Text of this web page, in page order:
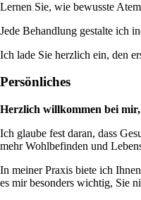
Lernen Sie, wie bewusste
Jede Behandlung gestalte ich
Ich lade Sie herzlich ein, den
Persönliches
Herzlich willkommen bei
Ich glaube fest daran, dass
mehr Wohlbefinden und
In meiner Praxis biete ich
es mir besonders wichtig, Sie